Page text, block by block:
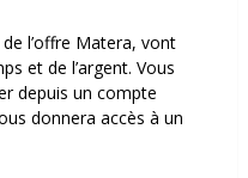
l’offre Matera, vont
et de l’argent. Vous
depuis un compte
donnera accès à un